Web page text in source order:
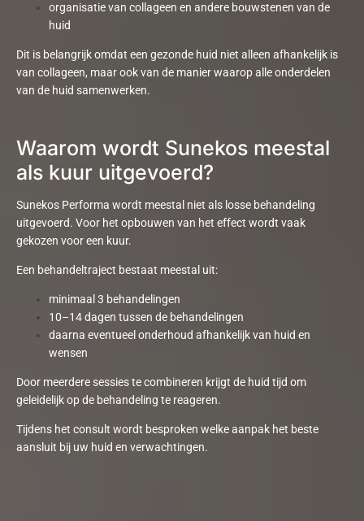
organisatievan collageen en andere bouwstenen van de
huid
Dit is belangrijk omdat een gezonde huid niet alleen afhankelijk is
van collageen, maar ook van de manier waarop alle onderdelen
van de huid samenwerken.
Waarom wordt Sunekos meestal
als kuur uitgevoerd?
Sunekos Performa wordt meestal niet als losse behandeling
uitgevoerd. Voor het opbouwen van het effect wordt vaak
gekozen voor een kuur.
Een behandeltraject bestaat meestal uit:
minimaal 3 behandelingen
10–14 dagen tussen de behandelingen
daarna eventueel onderhoud afhankelijk van huid en
wensen
Door meerdere sessies te combineren krijgt de huid tijd om
geleidelijk op de behandeling te reageren.
Tijdens het consult wordt besproken welke aanpak het beste
aansluit bij uw huid en verwachtingen.